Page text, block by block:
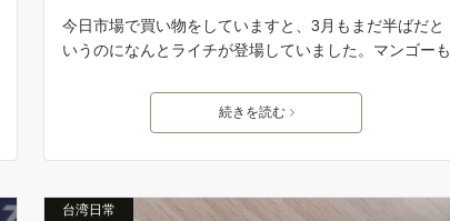
今日市場で買い物をしていますと、3月もまだ半ばだと
いうのになんとライチが登場していました。マンゴーも
続きを読む
台湾日常